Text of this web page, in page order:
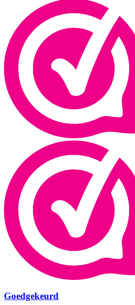
Goedgekeurd